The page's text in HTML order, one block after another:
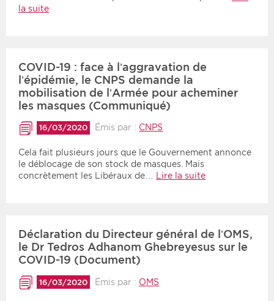
la suite
COVID-19 : face à l’aggravation de
l’épidémie, le CNPS demande la
mobilisation de l’Armée pour acheminer
les masques (Communiqué)
16/03/2020 Émis par : CNPS
Cela fait plusieurs jours que le Gouvernement annonce
le déblocage de son stock de masques. Mais
concrètement les Libéraux de…
Lire la suite
Déclaration du Directeur général de l’OMS,
le Dr Tedros Adhanom Ghebreyesus sur le
COVID-19 (Document)
16/03/2020 Émis par : OMS